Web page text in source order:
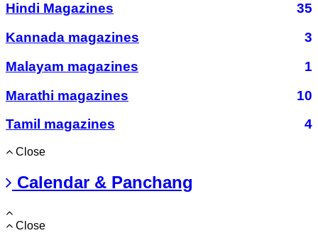
Hindi Magazines
35
Kannada magazines
3
Malayam magazines
1
Marathi magazines
10
Tamil magazines
4
Close
Calendar & Panchang
Close